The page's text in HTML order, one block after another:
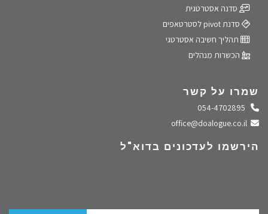
סדנה אסטרטגית
סדנת pivot לסטרטאפים
תהליך חשיבה אסטרטגי
הכשרות מנהלים
שמרו על קשר
התקשרו אלינו
שלחו מייל
הירשמו לעדכונים בדוא"ל